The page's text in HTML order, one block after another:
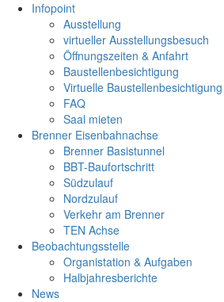
Infopoint
Ausstellung
virtueller Ausstellungsbesuch
Öffnungszeiten & Anfahrt
Baustellenbesichtigung
Virtuelle Baustellenbesichtigung
FAQ
Saal mieten
Brenner Eisenbahnachse
Brenner Basistunnel
BBT-Baufortschritt
Südzulauf
Nordzulauf
Verkehr am Brenner
TEN Achse
Beobachtungsstelle
Organistation & Aufgaben
Halbjahresberichte
News